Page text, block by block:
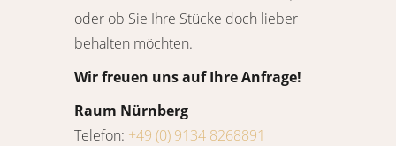
oder ob Sie Ihre Stücke doch lieber
behalten möchten.
Wir freuen uns auf Ihre Anfrage!
Raum Nürnberg
Telefon: +49 (0) 9134 8268891